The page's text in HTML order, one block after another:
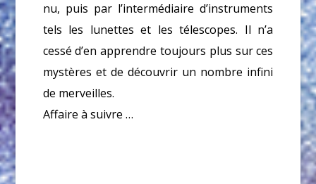
nu, puis par l’intermédiaire d’instruments
tels les lunettes et les télescopes. Il n’a
cessé d’en apprendre toujours plus sur ces
mystères et de découvrir un nombre infini
de merveilles.
Affaire à suivre …